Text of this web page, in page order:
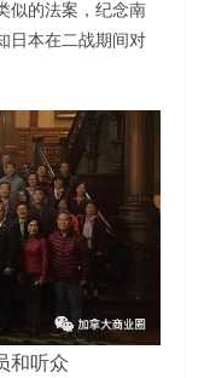
似的法案，纪念南
日本在二战期间对
和听众